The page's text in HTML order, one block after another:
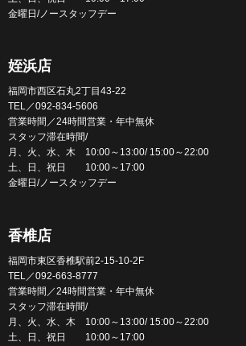
金曜日/ノースタッフデー
姪浜店
福岡市西区石丸2丁目43-22
TEL／092-834-5606
営業時間／24時間営業・年中無休
スタッフ滞在時間/
月、火、水、木 10:00～13:00/ 15:00～22:00
土、日、祝日 10:00～17:00
金曜日/ノースタッフデー
香椎店
福岡市東区香椎駅前2-15-10-2F
TEL／092-663-8777
営業時間／24時間営業・年中無休
スタッフ滞在時間/
月、火、水、木 10:00～13:00/ 15:00～22:00
土、日、祝日 10:00～17:00